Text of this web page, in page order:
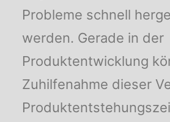
Probleme schnell
werden. Gerade in der
Produktentwicklung
Zuhilfenahme dieser